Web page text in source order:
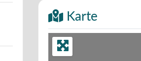
Karte